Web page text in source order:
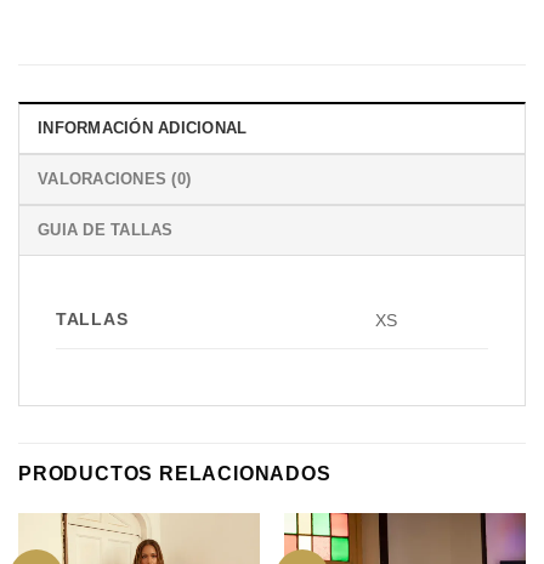
INFORMACIÓN ADICIONAL
VALORACIONES (0)
GUIA DE TALLAS
TALLAS XS
PRODUCTOS RELACIONADOS